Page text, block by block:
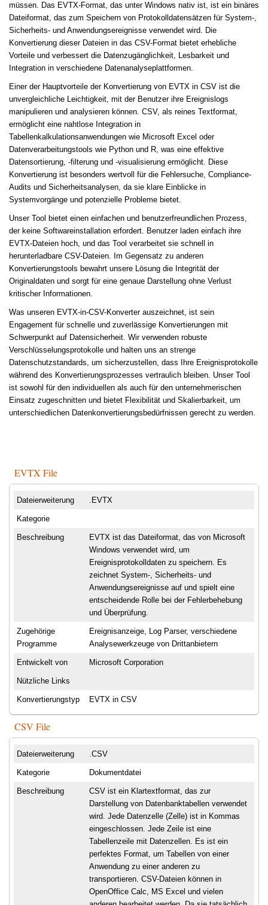
müssen. Das EVTX-Format, das unter Windows nativ ist, ist ein binäres
Dateiformat, das zum Speichern von Protokolldatensätzen für System-,
Sicherheits- und Anwendungsereignisse verwendet wird. Die
Konvertierung dieser Dateien in das CSV-Format bietet erhebliche
Vorteile und verbessert die Datenzugänglichkeit, Lesbarkeit und
Integration in verschiedene Datenanalyseplattformen.
Einer der Hauptvorteile der Konvertierung von EVTX in CSV ist die
unvergleichliche Leichtigkeit, mit der Benutzer ihre Ereignislogs
manipulieren und analysieren können. CSV, als reines Textformat,
ermöglicht eine nahtlose Integration in
Tabellenkalkulationsanwendungen wie Microsoft Excel oder
Datenverarbeitungstools wie Python und R, was eine effektive
Datensortierung, -filterung und -visualisierung ermöglicht. Diese
Konvertierung ist besonders wertvoll für die Fehlersuche, Compliance-
Audits und Sicherheitsanalysen, da sie klare Einblicke in
Systemvorgänge und potenzielle Probleme bietet.
Unser Tool bietet einen einfachen und benutzerfreundlichen Prozess,
der keine Softwareinstallation erfordert. Benutzer laden einfach ihre
EVTX-Dateien hoch, und das Tool verarbeitet sie schnell in
herunterladbare CSV-Dateien. Im Gegensatz zu anderen
Konvertierungstools bewahrt unsere Lösung die Integrität der
Originaldaten und sorgt für eine genaue Darstellung ohne Verlust
kritischer Informationen.
Was unseren EVTX-in-CSV-Konverter auszeichnet, ist sein
Engagement für schnelle und zuverlässige Konvertierungen mit
Schwerpunkt auf Datensicherheit. Wir verwenden robuste
Verschlüsselungsprotokolle und halten uns an strenge
Datenschutzstandards, um sicherzustellen, dass Ihre Ereignisprotokolle
während des Konvertierungsprozesses vertraulich bleiben. Unser Tool
ist sowohl für den individuellen als auch für den unternehmerischen
Einsatz zugeschnitten und bietet Flexibilität und Skalierbarkeit, um
unterschiedlichen Datenkonvertierungsbedürfnissen gerecht zu werden.
EVTX File
Dateierweiterung .EVTX
Kategorie
Beschreibung
EVTX ist das Dateiformat, das von Microsoft
Windows verwendet wird, um
Ereignisprotokolldaten zu speichern. Es
zeichnet System-, Sicherheits- und
Anwendungsereignisse auf und spielt eine
entscheidende Rolle bei der Fehlerbehebung
und Überprüfung.
Zugehörige
Programme
Ereignisanzeige, Log Parser, verschiedene
Analysewerkzeuge von Drittanbietern
Entwickelt von Microsoft Corporation
Nützliche Links
Konvertierungstyp EVTX in CSV
CSV File
Dateierweiterung .CSV
Kategorie Dokumentdatei
Beschreibung
CSV ist ein Klartextformat, das zur
Darstellung von Datenbanktabellen verwendet
wird. Jede Datenzelle (Zelle) ist in Kommas
eingeschlossen. Jede Zeile ist eine
Tabellenzeile mit Datenzellen. Es ist ein
perfektes Format, um Tabellen von einer
Anwendung zu einer anderen zu
transportieren. CSV-Dateien können in
OpenOffice Calc, MS Excel und vielen